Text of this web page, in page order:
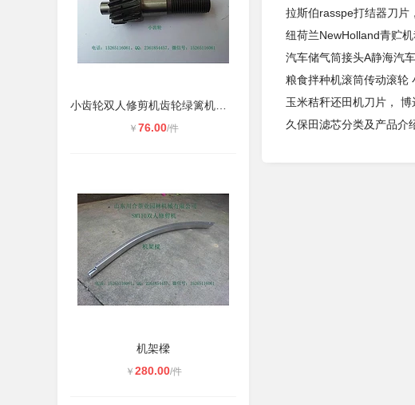
￥ 76.00/件
机架樑
￥ 280.00/件
拉斯伯rasspe打结器刀片
纽荷兰NewHolland青贮
汽车储气筒接头A静海汽
粮食拌种机滚筒传动滚轮
玉米秸秆还田机刀片， 博
久保田滤芯分类及产品介